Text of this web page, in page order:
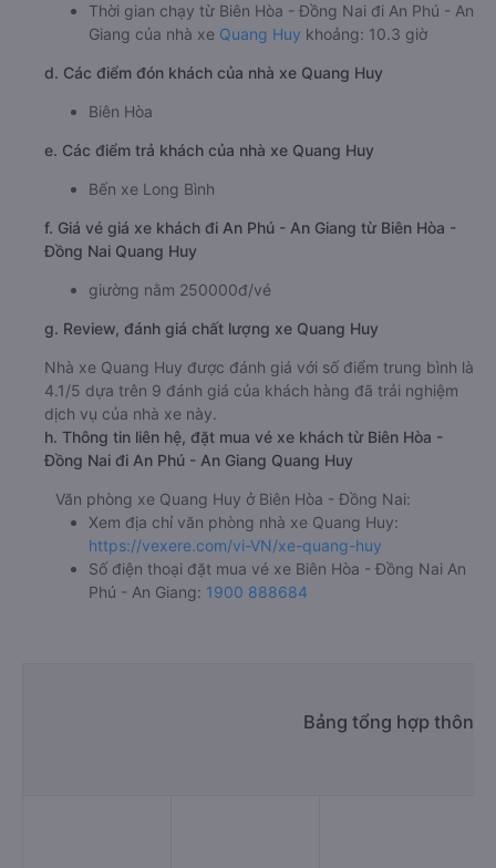
Thời gian chạy từ Biên Hòa - Đồng Nai đi An Phú - An
Giang của nhà xe Quang Huy khoảng: 10.3 giờ
d. Các điểm đón khách của nhà xe Quang Huy
Biên Hòa
e. Các điểm trả khách của nhà xe Quang Huy
Bến xe Long Bình
f. Giá vé giá xe khách đi An Phú - An Giang từ Biên Hòa -
Đồng Nai Quang Huy
giường nằm 250000đ/vé
g. Review, đánh giá chất lượng xe Quang Huy
Nhà xe Quang Huy được đánh giá với số điểm trung bình là
4.1/5 dựa trên 9 đánh giá của khách hàng đã trải nghiệm
dịch vụ của nhà xe này.
h. Thông tin liên hệ, đặt mua vé xe khách từ Biên Hòa -
Đồng Nai đi An Phú - An Giang Quang Huy
Văn phòng xe Quang Huy ở Biên Hòa - Đồng Nai:
Xem địa chỉ văn phòng nhà xe Quang Huy:
https://vexere.com/vi-VN/xe-quang-huy
Số điện thoại đặt mua vé xe Biên Hòa - Đồng Nai An
Phú - An Giang: 1900 888684
Bảng tổng hợp thông